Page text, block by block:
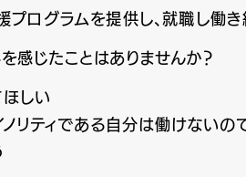
ログラムを提供し、就職し働き
感じたことはありませんか？
しい
ノリティである自分は働けないの